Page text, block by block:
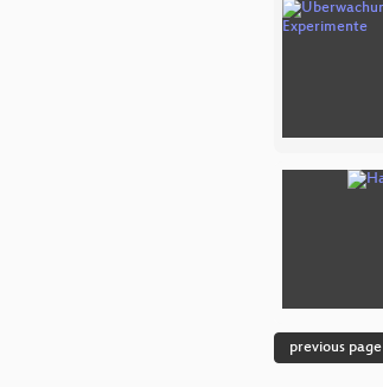
previous page